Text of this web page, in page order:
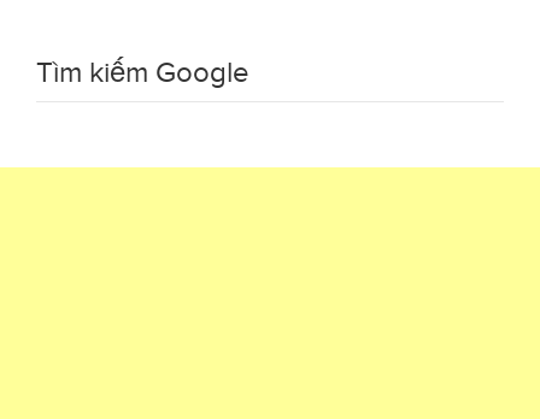
Tìm kiếm Google